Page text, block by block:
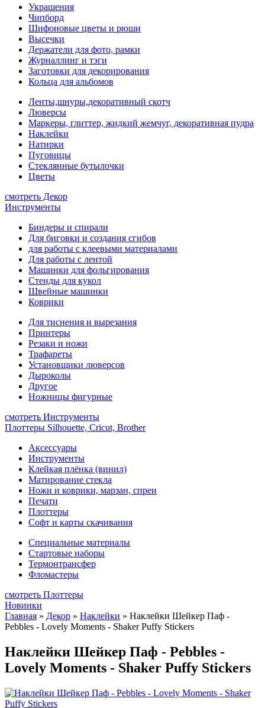
Украшения
Чипборд
Шифоновые цветы и рюши
Высечки
Держатели для фото, рамки
Журналлинг и тэги
Заготовки для декорирования
Кольца для альбомов
Ленты,шнуры,декоративный скотч
Люверсы
Маркеры, глиттер, жидкий жемчуг, декоративная пудра
Наклейки
Натирки
Пуговицы
Стеклянные бутылочки
Цветы
смотреть Декор
Инструменты
Биндеры и спирали
Для биговки и создания сгибов
для работы с клеевыми материалами
Для работы с лентой
Машинки для фольгирования
Стенды для кукол
Швейные машинки
Коврики
Для тиснения и вырезания
Принтеры
Резаки и ножи
Трафареты
Установщики люверсов
Дыроколы
Другое
Ножницы фигурные
смотреть Инструменты
Плоттеры Silhouette, Cricut, Brother
Аксессуары
Инструменты
Клейкая плёнка (винил)
Матирование стекла
Ножи и коврики, марзан, спреи
Печати
Плоттеры
Софт и карты скачивания
Специальные материалы
Стартовые наборы
Термонтрансфер
Фломастеры
смотреть Плоттеры
Новинки
Главная » Декор » Наклейки » Наклейки Шейкер Паф -
Pebbles - Lovely Moments - Shaker Puffy Stickers
Наклейки Шейкер Паф - Pebbles -
Lovely Moments - Shaker Puffy Stickers